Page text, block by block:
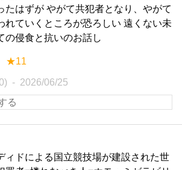
たはずが やがて共犯者となり、やがて
れていくところが恐ろしい 遠くない未
の侵食と抗いのお話し
★11
2026/06/25
ィドによる国立競技場が建設された世